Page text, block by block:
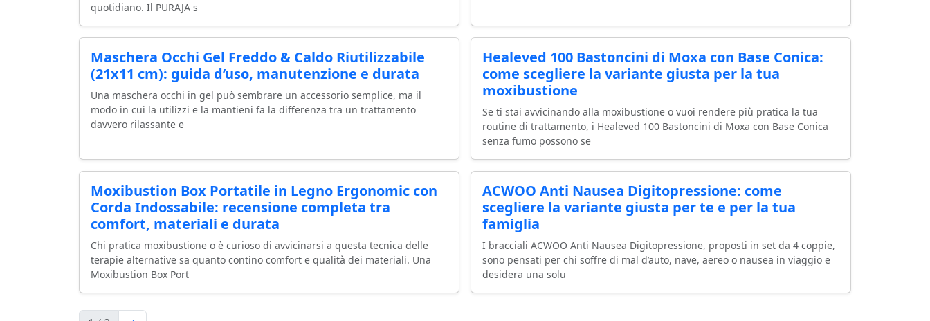
quotidiano. Il PURAJA s
Maschera Occhi Gel Freddo & Caldo Riutilizzabile
(21x11 cm): guida d’uso, manutenzione e durata
Una maschera occhi in gel può sembrare un accessorio semplice, ma il
modo in cui la utilizzi e la mantieni fa la differenza tra un trattamento
davvero rilassante e
Healeved 100 Bastoncini di Moxa con Base Conica:
come scegliere la variante giusta per la tua
moxibustione
Se ti stai avvicinando alla moxibustione o vuoi rendere più pratica la tua
routine di trattamento, i Healeved 100 Bastoncini di Moxa con Base Conica
senza fumo possono se
Moxibustion Box Portatile in Legno Ergonomic con
Corda Indossabile: recensione completa tra
comfort, materiali e durata
Chi pratica moxibustione o è curioso di avvicinarsi a questa tecnica delle
terapie alternative sa quanto contino comfort e qualità dei materiali. Una
Moxibustion Box Port
ACWOO Anti Nausea Digitopressione: come
scegliere la variante giusta per te e per la tua
famiglia
I bracciali ACWOO Anti Nausea Digitopressione, proposti in set da 4 coppie,
sono pensati per chi soffre di mal d’auto, nave, aereo o nausea in viaggio e
desidera una solu